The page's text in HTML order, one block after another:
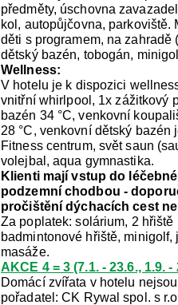
předměty, úschovna
kol, autopůjčovna,
děti s programem, na
dětský bazén, tobogán,
Wellness:
V hotelu je k dispozici
vnitřní whirlpool, 1x zážitkový
bazén 34 °C, venkovní
28 °C, venkovní dětský
Fitness centrum, svět saun
volejbal, aqua gymnastika.
Klienti mají vstup do
podzemní chodbou -
pročištění dýchacích cest
Za poplatek: solárium, 2
badmintonové hřiště,
masáže.
AKCE 4 = 3 (7.1. - 23.6., 1.9.
Domácí zvířata v hotelu
pořadatel: CK Rywal spol. s